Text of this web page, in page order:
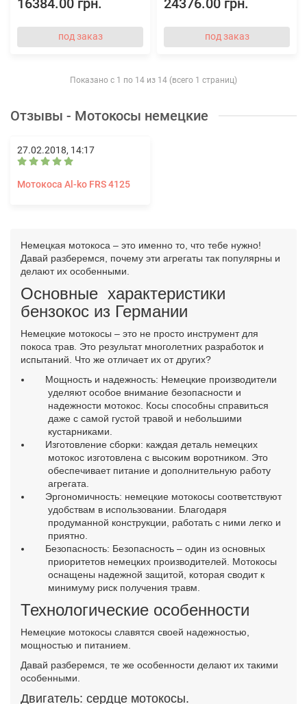
16384.00 грн.
под заказ
24376.00 грн.
под заказ
Показано с 1 по 14 из 14 (всего 1 страниц)
Отзывы - Мотокосы немецкие
27.02.2018, 14:17
Мотокоса Al-ko FRS 4125
Немецкая мотокоса – это именно то, что тебе нужно!
Давай разберемся, почему эти агрегаты так популярны и
делают их особенными.
Основные характеристики
бензокос из Германии
Немецкие мотокосы – это не просто инструмент для
покоса трав. Это результат многолетних разработок и
испытаний. Что же отличает их от других?
Мощность и надежность: Немецкие производители
уделяют особое внимание безопасности и
надежности мотокос. Косы способны справиться
даже с самой густой травой и небольшими
кустарниками.
Изготовление сборки: каждая деталь немецких
мотокос изготовлена ​​с высоким воротником. Это
обеспечивает питание и дополнительную работу
агрегата.
Эргономичность: немецкие мотокосы соответствуют
удобствам в использовании. Благодаря
продуманной конструкции, работать с ними легко и
приятно.
Безопасность: Безопасность – один из основных
приоритетов немецких производителей. Мотокосы
оснащены надежной защитой, которая сводит к
минимуму риск получения травм.
Технологические особенности
Немецкие мотокосы славятся своей надежностью,
мощностью и питанием.
Давай разберемся, те же особенности делают их такими
особенными.
Двигатель: сердце мотокосы.